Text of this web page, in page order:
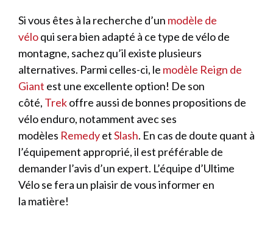
Si vous êtes à la recherche d’un modèle de
véloqui sera bien adapté à ce type de vélo de
montagne, sachez qu’il existe plusieurs
alternatives. Parmi celles-ci, le modèle Reign de
Giant est une excellente option! De son
côté, Trekoffre aussi de bonnes propositions de
vélo enduro, notamment avec ses
modèles RemedyetSlash. En cas de doute quant à
l’équipement approprié, il est préférable de
demander l’avis d’un expert. L’équipe d’Ultime
Vélo se fera un plaisir de vous informer en
la matière!